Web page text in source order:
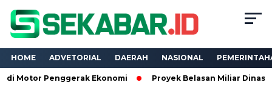
HOME ADVETORIAL DAERAH NASIONAL
Penggerak Ekonomi Proyek Belasan Miliar Dinas PKPCK